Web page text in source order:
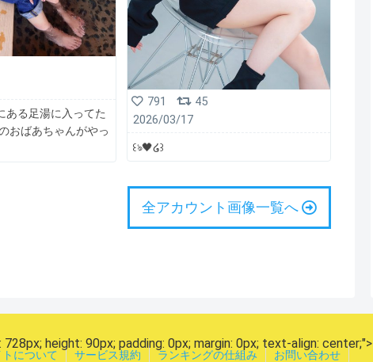
ある足湯に入ってた
おばあちゃんがやっ
791
45
2026/03/17
꒰ঌ🖤໒꒱
全アカウント画像一覧へ
について サービス規約 ランキングの仕組み お問い合わせ
height: 90px; padding: 0px; margin: 0px; text-align: center;">